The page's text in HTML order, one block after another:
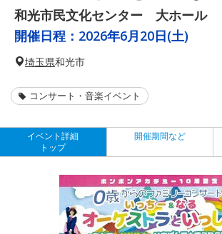
和光市民文化センター 大ホール
開催日程： 2026年6月20日(土)
埼玉県和光市
コンサート・音楽イベント
イベント詳細
トップ
開催期間など